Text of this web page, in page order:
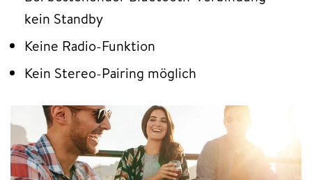
kein Standby
Keine Radio-Funktion
Kein Stereo-Pairing möglich